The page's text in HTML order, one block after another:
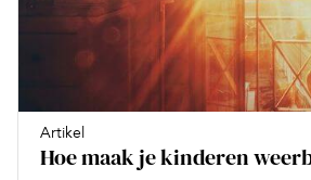
Artikel
Hoe maak je kinderen